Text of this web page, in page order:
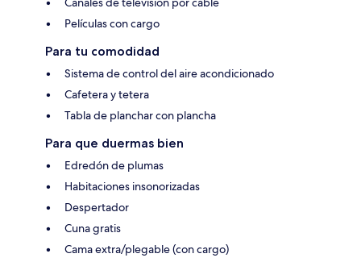
Películas con cargo
Para tu comodidad
Sistema de control del aire acondicionado
Cafetera y tetera
Tabla de planchar con plancha
Para que duermas bien
Edredón de plumas
Habitaciones insonorizadas
Despertador
Cuna gratis
Cama extra/plegable (con cargo)